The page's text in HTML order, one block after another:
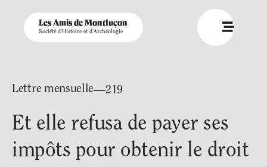
Les Amis de Montluçon
Société d'Histoire et d'Archéologie
Lettre mensuelle—219
Et elle refusa de payer ses
impôts pour obtenir le droit